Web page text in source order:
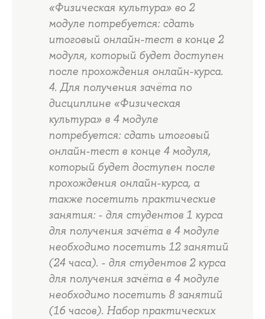
«Физическая культура» во 2
модуле потребуется: сдать
итоговый онлайн-тест в конце 2
модуля, который будет доступен
после прохождения онлайн-курса.
4. Для получения зачёта по
дисциплине «Физическая
культура» в 4 модуле
потребуется: сдать итоговый
онлайн-тест в конце 4 модуля,
который будет доступен после
прохождения онлайн-курса, а
также посетить практические
занятия: - для студентов 1 курса
для получения зачёта в 4 модуле
необходимо посетить 12 занятий
(24 часа). - для студентов 2 курса
для получения зачёта в 4 модуле
необходимо посетить 8 занятий
(16 часов). Набор практических